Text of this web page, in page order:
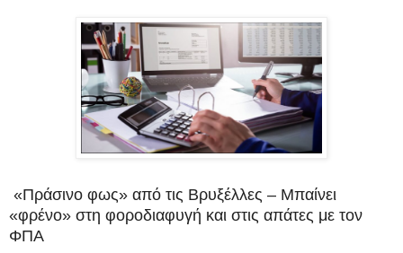
«Πράσινο φως» από τις Βρυξέλλες – Μπαίνει
«φρένο» στη φοροδιαφυγή και στις απάτες με τον
ΦΠΑ